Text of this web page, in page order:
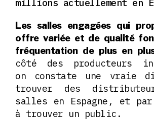
millions actuellement en
Les salles engagées qui
offre variée et de qualité
fréquentation de plus en
côté des producteurs
on constate une vraie
trouver des
salles en Espagne, et par
à trouver un public.